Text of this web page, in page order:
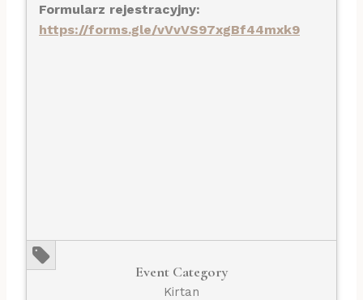
Formularz rejestracyjny:
https://forms.gle/vVvVS97xgBf44mxk9
Event Category
Kirtan